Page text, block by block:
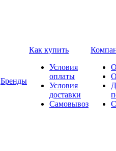
Бренды
Как купить
Условия
оплаты
Условия
доставки
Самовывоз